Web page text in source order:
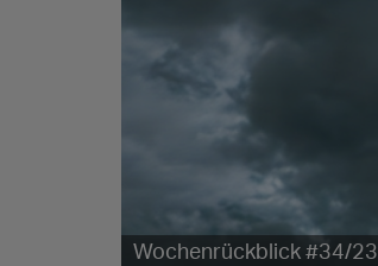
Wochenrückblick #34/23